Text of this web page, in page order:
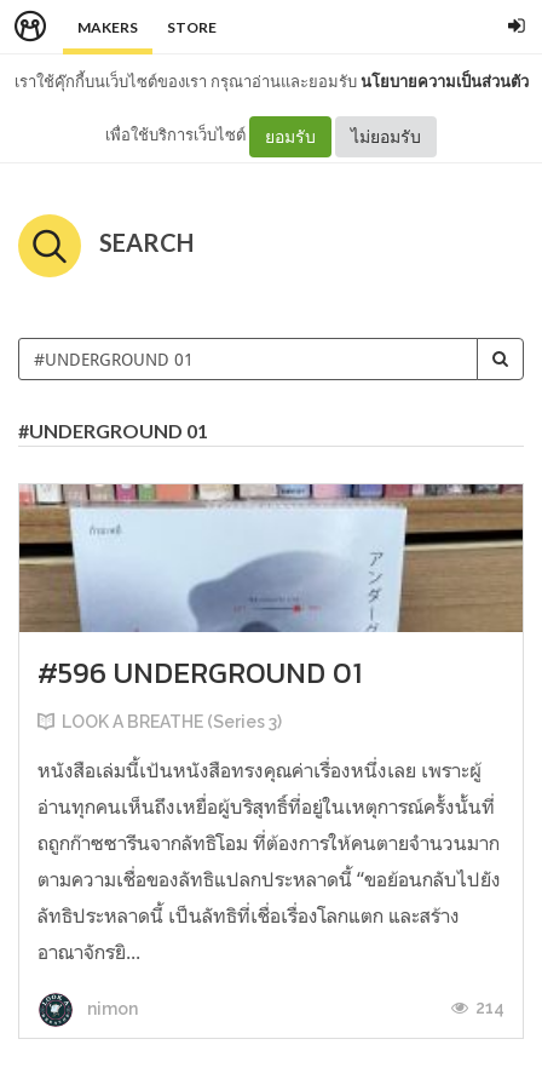
MAKERS STORE
เราใช้คุ๊กกี้บนเว็บไซต์ของเรา กรุณาอ่านและยอมรับนโยบายความเป็นส่วนตัว
เพื่อใช้บริการเว็บไซต์ ยอมรับ ไม่ยอมรับ
SEARCH
#UNDERGROUND 01
#596 UNDERGROUND 01
LOOK A BREATHE (Series 3)
หนังสือเล่มนี้เป้นหนังสือทรงคุณค่าเรื่องหนึ่งเลย เพราะผู้
อ่านทุกคนเห็นถึงเหยื่อผู้บริสุทธิ์ที่อยู่ในเหตุการณ์ครั้งนั้นที่
ถถูกก๊าซซารีนจากลัทธิโอม ที่ต้องการให้คนตายจำนวนมาก
ตามความเชื่อของลัทธิแปลกประหลาดนี้ “ขอย้อนกลับไปยัง
ลัทธิประหลาดนี้ เป็นลัทธิที่เชื่อเรื่องโลกแตก และสร้าง
อาณาจักรยิ...
nimon 214